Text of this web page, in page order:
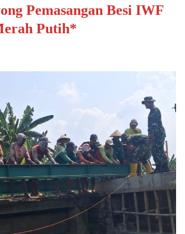
Pemasangan Besi IWF
Putih*